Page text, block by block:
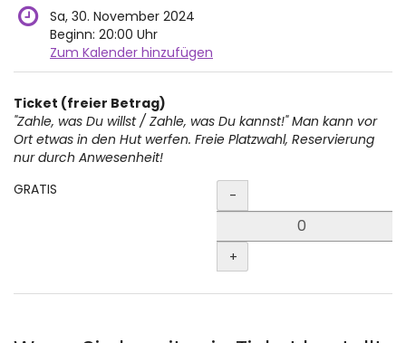
Sa, 30. November 2024
Beginn: 20:00 Uhr
Zum Kalender hinzufügen
Produkte
Unkategorisierte
Produkte
Ticket (freier Betrag)
"Zahle, was Du willst / Zahle, was Du kannst!" Man kann vor
Ort etwas in den Hut werfen. Freie Platzwahl, Reservierung
nur durch Anwesenheit!
GRATIS
Menge
-
+